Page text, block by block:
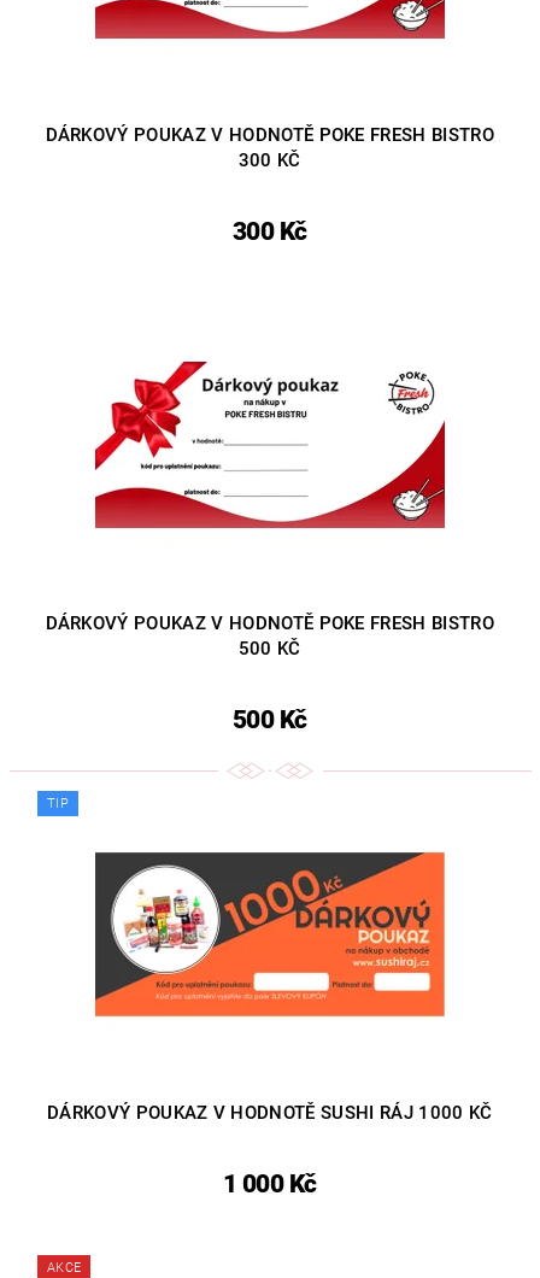
DÁRKOVÝ POUKAZ V HODNOTĚ POKE FRESH BISTRO
300 KČ
300 Kč
DÁRKOVÝ POUKAZ V HODNOTĚ POKE FRESH BISTRO
500 KČ
500 Kč
TIP
DÁRKOVÝ POUKAZ V HODNOTĚ SUSHI RÁJ 1000 KČ
1 000 Kč
AKCE